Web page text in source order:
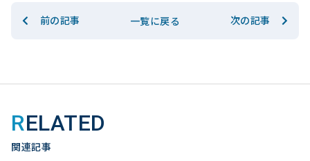
前の記事 一覧に戻る 次の記事
RELATED
関連記事